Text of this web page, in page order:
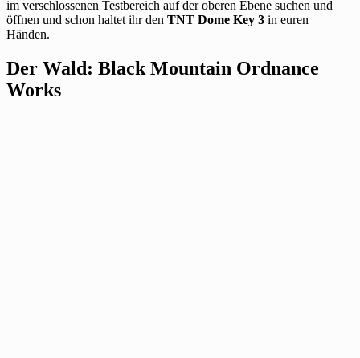
im verschlossenen Testbereich auf der oberen Ebene suchen und
öffnen und schon haltet ihr den TNT Dome Key 3 in euren
Händen.
Der Wald: Black Mountain Ordnance
Works